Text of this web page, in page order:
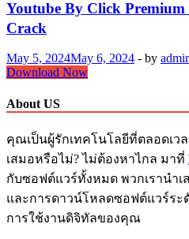
Youtube By Click
Crack
May 5, 2024May 6, 2024 - by
Youtube
Click
Premium
Free
Download
กับ
Download Now
About US
คุณเป็นผู้รักเทคโนโลยีที่ตลอดเ
เสมอหรือไม่? ไม่ต้องหาไกล มาที่
กับซอฟต์แวร์ทั้งหมด พวกเรานำ
และการดาวน์โหลดซอฟต์แวร์ระ
การใช้งานดิจิทัลของคุณ